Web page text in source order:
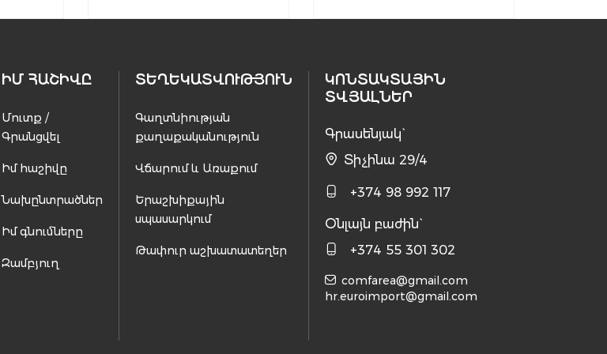
ԻՄ ՀԱՇԻՎԸ
Մուտք /
Գրանցվել
Իմ հաշիվը
Նախընտրածներ
Իմ գնումները
Զամբյուղ
ՏԵՂԵԿԱՏՎՈՒԹՅՈՒՆ
Գաղտնիության
քաղաքականություն
Վճարում և Առաքում
Երաշխիքային
սպասարկում
Թափուր աշխատատեղեր
ԿՈՆՏԱԿՏԱՅԻՆ
ՏՎՅԱԼՆԵՐ
Գրասենյակ`
Տիչինա 29/4
+374 98 992 117
Օնլայն բաժին`
+374 55 301 302
comfarea@gmail.com
hr.euroimport@gmail.com